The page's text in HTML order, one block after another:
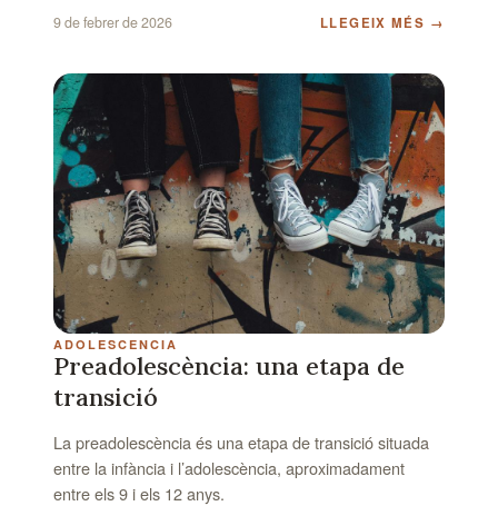
9 de febrer de 2026 LLEGEIX MÉS →
ADOLESCENCIA
Preadolescència: una etapa de
transició
La preadolescència és una etapa de transició situada
entre la infància i l’adolescència, aproximadament
entre els 9 i els 12 anys.